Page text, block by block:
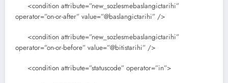
<condition attribute=”new_sozlesmebaslangictarihi”
operator=”on-or-after” value=”@baslangictarihi” />
<condition attribute=”new_sozlesmebaslangictarihi”
operator=”on-or-before” value=”@bitistarihi” />
<condition attribute=”statuscode” operator=”in”>